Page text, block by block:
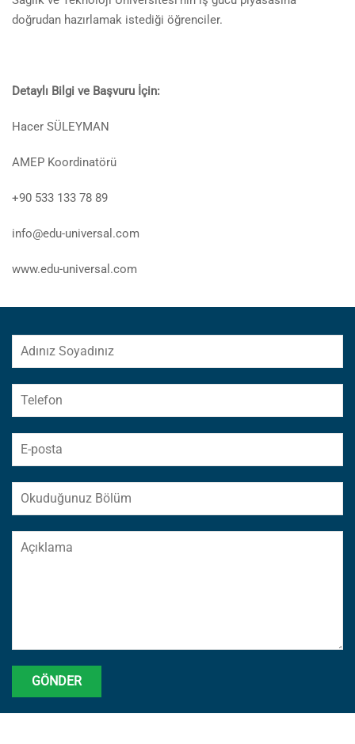
doğrudan hazırlamak istediği öğrenciler.
Detaylı Bilgi ve Başvuru İçin:
Hacer SÜLEYMAN
AMEP Koordinatörü
+90 533 133 78 89
info@edu-universal.com
www.edu-universal.com